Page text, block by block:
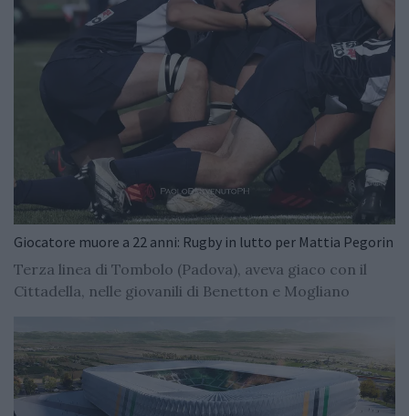
Giocatore muore a 22 anni: Rugby in lutto per Mattia Pegorin
Terza linea di Tombolo (Padova), aveva giaco con il
Cittadella, nelle giovanili di Benetton e Mogliano